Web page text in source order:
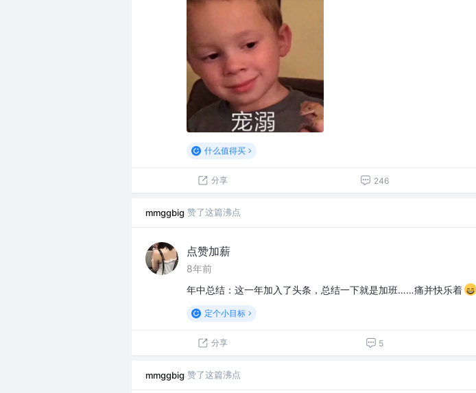
什么值得买
分享 246
mmggbig 赞了这篇沸点
点赞加薪
8年前
年中总结：这一年加入了头条，总结一下就是加班……痛并快乐着
定个小目标
分享 5
mmggbig 赞了这篇沸点